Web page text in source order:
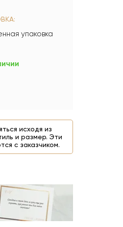
упаковка
исходя из
и размер. Эти
с заказчиком.